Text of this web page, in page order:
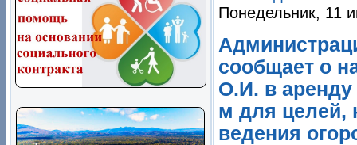
Понедельник, 11
сообщает о
О.И. в
м для целей,
ведения